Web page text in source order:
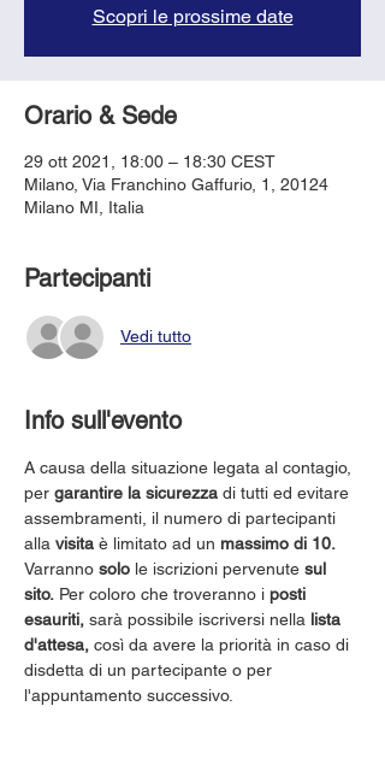
Scopri le prossime date
Orario & Sede
29 ott 2021, 18:00 – 18:30 CEST
Milano, Via Franchino Gaffurio, 1, 20124
Milano MI, Italia
Partecipanti
Vedi tutto
Info sull'evento
A causa della situazione legata al contagio,
per garantire la sicurezza di tutti ed evitare
assembramenti, il numero di partecipanti
alla visita è limitato ad un massimo di 10.
Varranno solo le iscrizioni pervenute sul
sito. Per coloro che troveranno i posti
esauriti, sarà possibile iscriversi nella lista
d'attesa, così da avere la priorità in caso di
disdetta di un partecipante o per
l'appuntamento successivo.